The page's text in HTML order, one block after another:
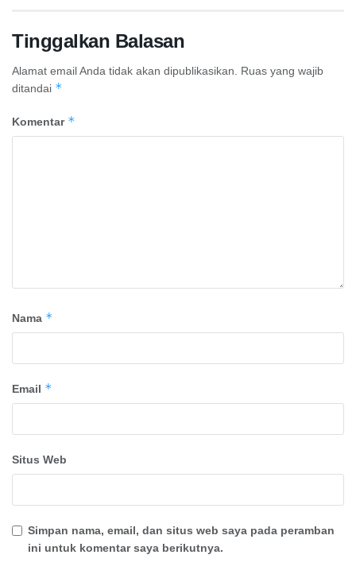
Tinggalkan Balasan
Alamat email Anda tidak akan dipublikasikan.
Ruas yang wajib
ditandai *
Komentar *
Nama *
Email *
Situs Web
Simpan nama, email, dan situs web saya pada peramban
ini untuk komentar saya berikutnya.